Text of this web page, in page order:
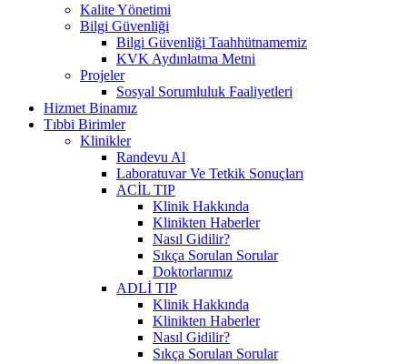
Kalite Yönetimi
Bilgi Güvenliği
Bilgi Güvenliği Taahhütnamemiz
KVK Aydınlatma Metni
Projeler
Sosyal Sorumluluk Faaliyetleri
Hizmet Binamız
Tıbbi Birimler
Klinikler
Randevu Al
Laboratuvar Ve Tetkik Sonuçları
ACİL TIP
Klinik Hakkında
Klinikten Haberler
Nasıl Gidilir?
Sıkça Sorulan Sorular
Doktorlarımız
ADLİ TIP
Klinik Hakkında
Klinikten Haberler
Nasıl Gidilir?
Sıkça Sorulan Sorular